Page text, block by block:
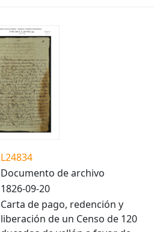
L24834
Documento de archivo
1826-09-20
Carta de pago, redención y
liberación de un Censo de 120